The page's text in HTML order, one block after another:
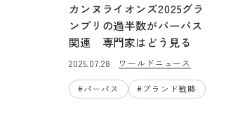
カンヌライオンズ2025グラ
ンプリの過半数がパーパス
関連 専門家はどう見る
2025.07.28 ワールドニュース
#パーパス #ブランド戦略